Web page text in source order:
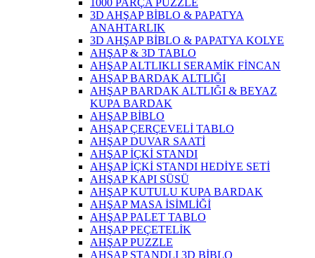
1000 PARÇA PUZZLE
3D AHŞAP BİBLO & PAPATYA
ANAHTARLIK
3D AHŞAP BİBLO & PAPATYA KOLYE
AHŞAP & 3D TABLO
AHŞAP ALTLIKLI SERAMİK FİNCAN
AHŞAP BARDAK ALTLIĞI
AHŞAP BARDAK ALTLIĞI & BEYAZ
KUPA BARDAK
AHŞAP BİBLO
AHŞAP ÇERÇEVELİ TABLO
AHŞAP DUVAR SAATİ
AHŞAP İÇKİ STANDI
AHŞAP İÇKİ STANDI HEDİYE SETİ
AHŞAP KAPI SÜSÜ
AHŞAP KUTULU KUPA BARDAK
AHŞAP MASA İSİMLİĞİ
AHŞAP PALET TABLO
AHŞAP PEÇETELİK
AHŞAP PUZZLE
AHŞAP STANDLI 3D BİBLO